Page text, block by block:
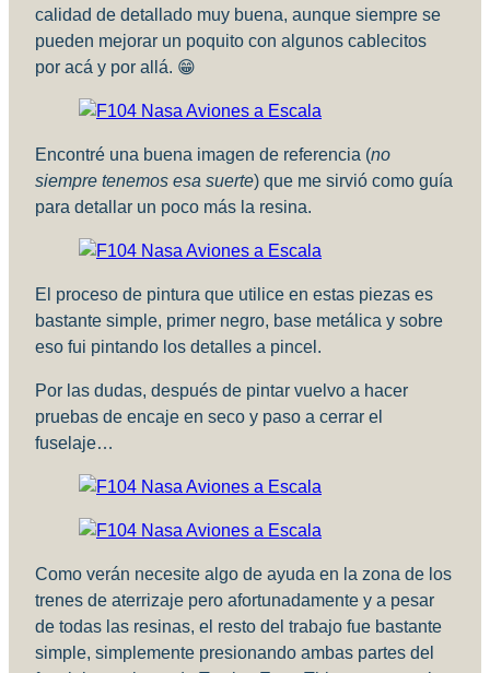
calidad de detallado muy buena, aunque siempre se
pueden mejorar un poquito con algunos cablecitos
por acá y por allá. 😁
Encontré una buena imagen de referencia (no
siempre tenemos esa suerte) que me sirvió como guía
para detallar un poco más la resina.
El proceso de pintura que utilice en estas piezas es
bastante simple, primer negro, base metálica y sobre
eso fui pintando los detalles a pincel.
Por las dudas, después de pintar vuelvo a hacer
pruebas de encaje en seco y paso a cerrar el
fuselaje…
Como verán necesite algo de ayuda en la zona de los
trenes de aterrizaje pero afortunadamente y a pesar
de todas las resinas, el resto del trabajo fue bastante
simple, simplemente presionando ambas partes del